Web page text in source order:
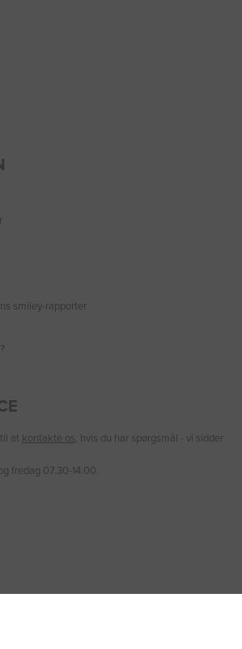
smiley-rapporter
at kontakte os, hvis du har spørgsmål - vi sidder
fredag 07.30-14.00.